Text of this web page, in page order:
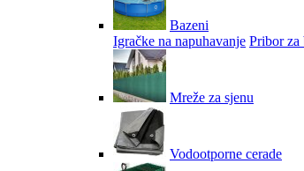
Bazeni
Igračke na napuhavanje Pribor za
Mreže za sjenu
Vodootporne cerade